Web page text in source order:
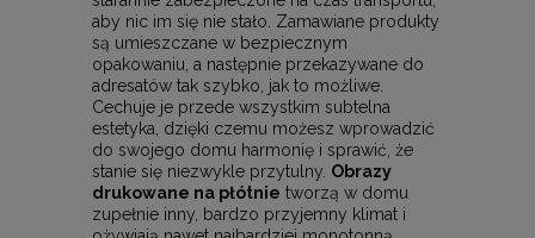
aby nic im się nie stało. Zamawiane produkty
są umieszczane w bezpiecznym
opakowaniu, a następnie przekazywane do
adresatów tak szybko, jak to możliwe.
Cechuje je przede wszystkim subtelna
estetyka, dzięki czemu możesz wprowadzić
do swojego domu harmonię i sprawić, że
stanie się niezwykle przytulny. Obrazy
drukowane na płótnie tworzą w domu
zupełnie inny, bardzo przyjemny klimat i